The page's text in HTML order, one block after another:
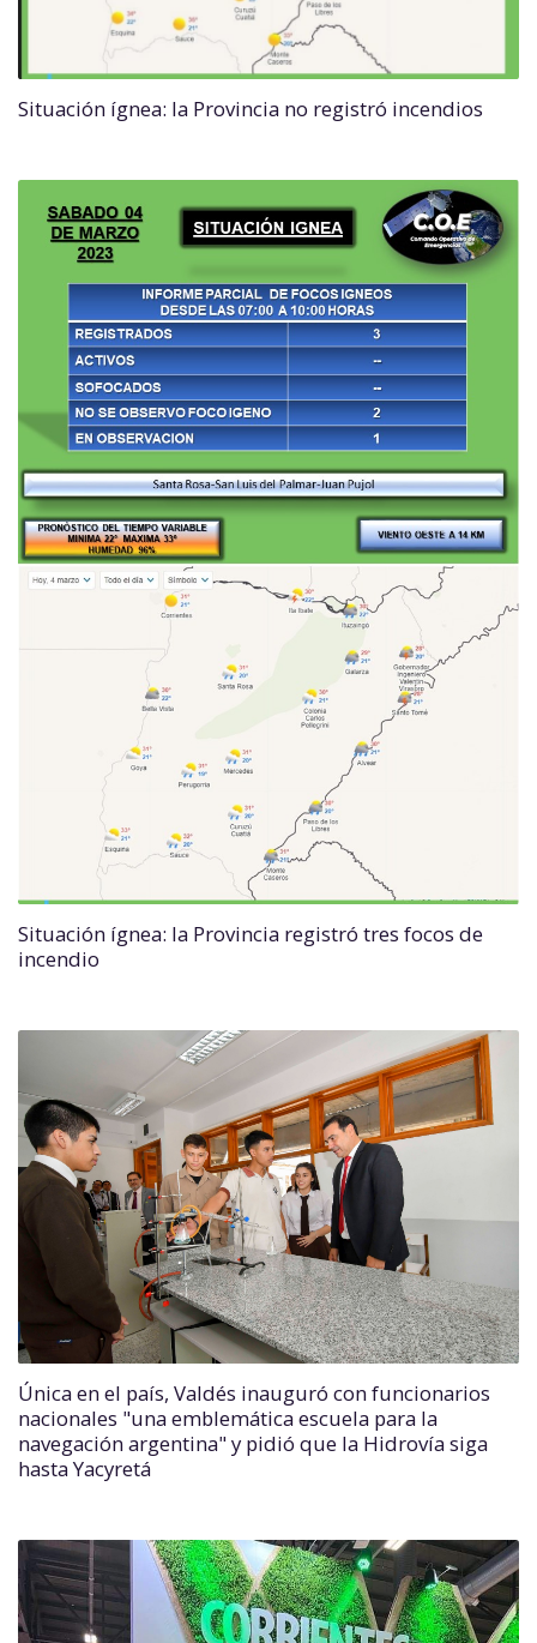
Situación ígnea: la Provincia no registró incendios
Situación ígnea: la Provincia registró tres focos de
incendio
Única en el país, Valdés inauguró con funcionarios
nacionales "una emblemática escuela para la
navegación argentina" y pidió que la Hidrovía siga
hasta Yacyretá